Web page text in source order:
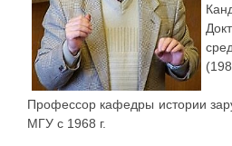
Профессор кафедры истории
МГУ с 1968 г.